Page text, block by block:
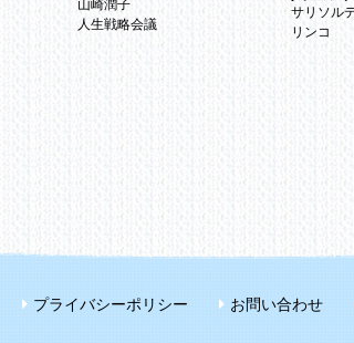
山崎潤子
人生戦略会議
サリソル
リンコ
プライバシーポリシー お問い合わせ